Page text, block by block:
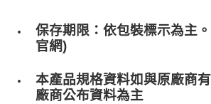
保存期限：依包裝標示為主
官網)
本產品規格資料如與原廠商
廠商公布資料為主